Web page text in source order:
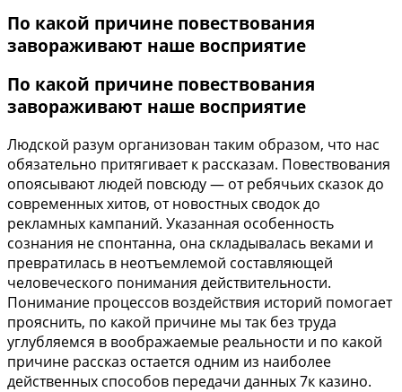
По какой причине повествования
завораживают наше восприятие
По какой причине повествования
завораживают наше восприятие
Людской разум организован таким образом, что нас
обязательно притягивает к рассказам. Повествования
опоясывают людей повсюду — от ребячьих сказок до
современных хитов, от новостных сводок до
рекламных кампаний. Указанная особенность
сознания не спонтанна, она складывалась веками и
превратилась в неотъемлемой составляющей
человеческого понимания действительности.
Понимание процессов воздействия историй помогает
прояснить, по какой причине мы так без труда
углубляемся в воображаемые реальности и по какой
причине рассказ остается одним из наиболее
действенных способов передачи данных 7к казино.